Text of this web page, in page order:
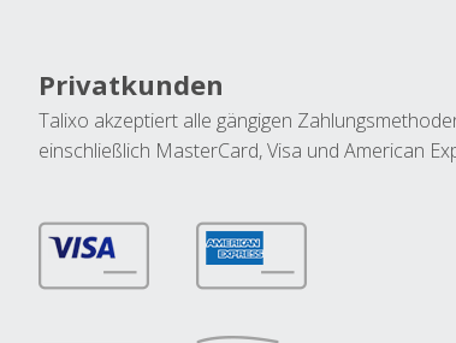
Privatkunden
Talixo akzeptiert alle gängigen
einschließlich MasterCard, Visa und American